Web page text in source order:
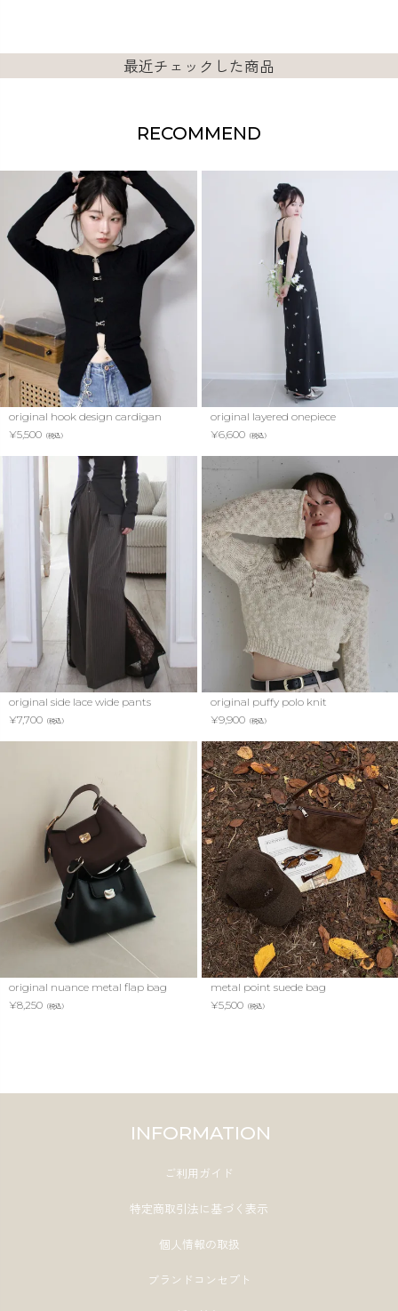
最近チェックした商品
RECOMMEND
original hook design cardigan
¥5,500 （税込）
original layered onepiece
¥6,600（税込）
original side lace wide pants
¥7,700 （税込）
original puffy polo knit
¥9,900（税込）
original nuance metal flap bag
¥8,250 （税込）
metal point suede bag
¥5,500（税込）
INFORMATION
ご利用ガイド
特定商取引法に基づく表示
個人情報の取扱
ブランドコンセプト